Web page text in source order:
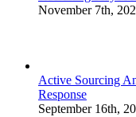
November 7th,
Active Sourcing
Response
September 16th,